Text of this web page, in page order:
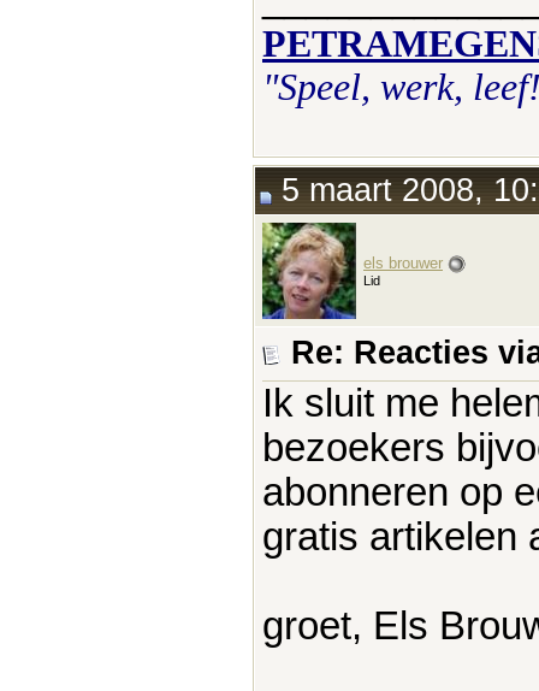
"Speel, werk,
5 maart 2008,
els brouwer
Lid
Re: Reacties
Ik sluit me
bezoekers
abonneren op
gratis artikelen
groet, Els